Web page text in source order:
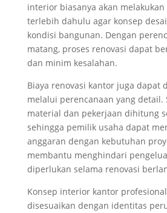
interior biasanya akan melakukan
terlebih dahulu agar konsep
kondisi bangunan. Dengan
matang, proses renovasi dapat
dan minim kesalahan.
Biaya renovasi kantor juga dapat
melalui perencanaan yang detail.
material dan pekerjaan dihitung
sehingga pemilik usaha dapat
anggaran dengan kebutuhan
membantu menghindari
diperlukan selama renovasi
Konsep interior kantor
disesuaikan dengan identitas